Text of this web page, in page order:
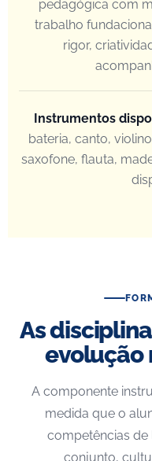
pedagógica com
trabalho
rigor,
Instrumentos
bateria, canto,
saxofone, flauta,
As
evolução
A componente
medida que o
competências de
conjunto,